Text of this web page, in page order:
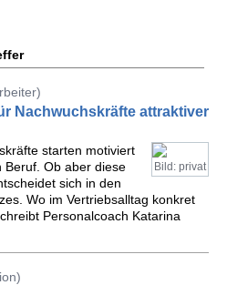
Nachwuchskräfte attraktiver
Bild: privat
starten motiviert
Beruf. Ob aber diese
sich in den
Wo im Vertriebsalltag konkret
Personalcoach Katarina